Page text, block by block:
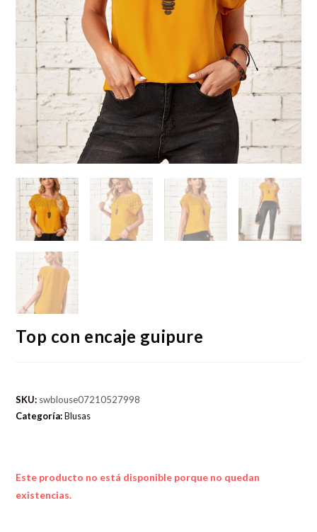
Top con encaje guipure
SKU: swblouse07210527998
Categoría:Blusas
Este producto no está disponible porque no quedan
existencias.